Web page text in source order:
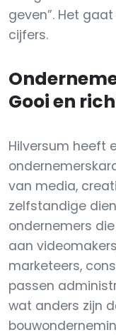
geven”. Het
cijfers.
Gooi en
Hilversum heeft
van media,
zelfstandige
ondernemers
aan
marketeers,
passen
wat anders zijn